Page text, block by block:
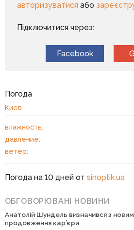
авторизуватисяабо
Підключитися через:
Facebook
Погода
Киев
влажность:
давление:
ветер:
Погода на 10 дней от sinoptik.ua
ОБГОВОРЮВАНІ НОВИНИ
Анатолій Шундель визначився з
продовження кар’єри